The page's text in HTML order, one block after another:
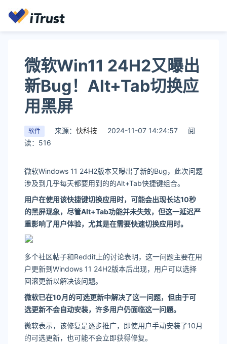
微软Win11 24H2又曝出
新Bug！Alt+Tab切换应
用黑屏
软件 来源： 快科技 2024-11-07 14:24:57
阅
读：516
微软Windows 11 24H2版本又曝出了新的Bug，此次问题
涉及到几乎每天都要用到的的Alt+Tab快捷键组合。
用户在使用该快捷键切换应用时，可能会出现长达10秒
的黑屏现象，尽管Alt+Tab功能并未失效，但这一延迟严
重影响了用户体验，尤其是在需要快速切换应用时。
多个社区帖子和Reddit上的讨论表明，这一问题主要在用
户更新到Windows 11 24H2版本后出现，用户可以选择
回滚更新以解决该问题。
微软已在10月的可选更新中解决了这一问题，但由于可
选更新不会自动安装，许多用户仍面临这一问题。
微软表示，该修复是逐步推广，即使用户手动安装了10月
的可选更新，也可能不会立即获得修复。